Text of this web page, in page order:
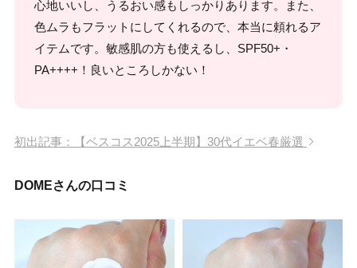
心地いいし、うるおい感もしっかりあります。また、
色ムラもフラットにしてくれるので、本当に頼れるア
イテムです。敏感肌の方も使えるし、SPF50+・
PA++++！良いところしかない！
初出記事：【ベスコス2025上半期】30代イエベ春厳選
DOMEさんの口コミ